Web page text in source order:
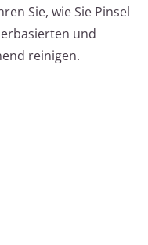
Sie, wie Sie Pinsel
und
reinigen.